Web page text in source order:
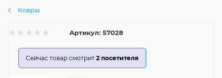
Ковры
Артикул: 57028
Сейчас товар смотрит 2 посетителя